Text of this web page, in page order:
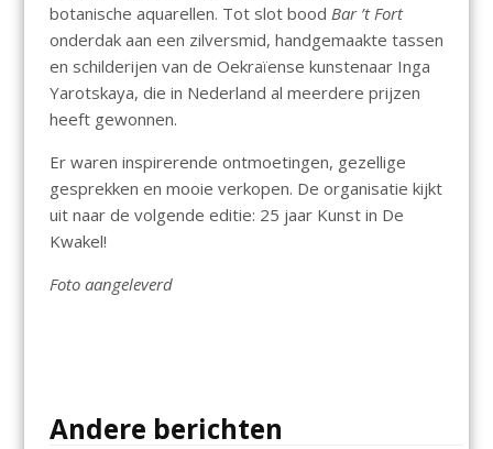
botanische aquarellen. Tot slot bood Bar ’t Fort
onderdak aan een zilversmid, handgemaakte tassen
en schilderijen van de Oekraïense kunstenaar Inga
Yarotskaya, die in Nederland al meerdere prijzen
heeft gewonnen.
Er waren inspirerende ontmoetingen, gezellige
gesprekken en mooie verkopen. De organisatie kijkt
uit naar de volgende editie: 25 jaar Kunst in De
Kwakel!
Foto aangeleverd
Andere berichten